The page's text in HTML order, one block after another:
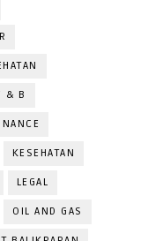
& B
KESEHATAN
LEGAL
OIL AND GAS